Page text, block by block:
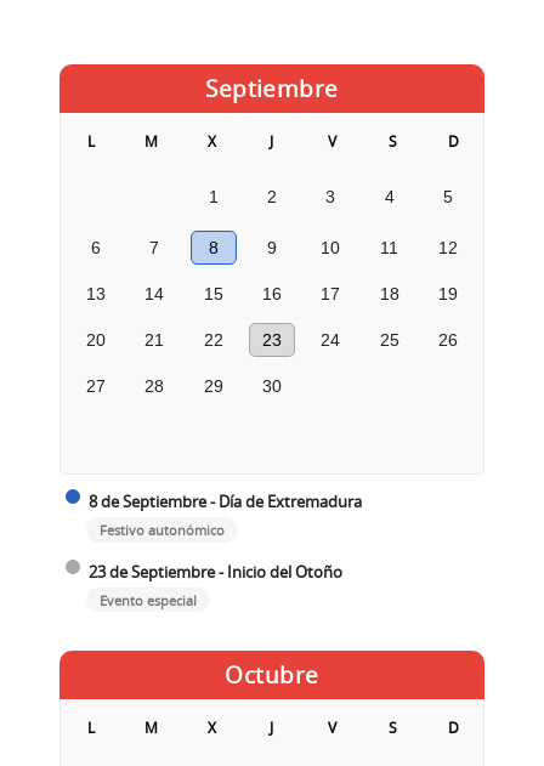
Septiembre
L M X J V S D
1 2 3 4 5
6 7 8 9 10 11 12
13 14 15 16 17 18 19
20 21 22 23 24 25 26
27 28 29 30
8 de Septiembre - Día de Extremadura
Festivo autonómico
23 de Septiembre - Inicio del Otoño
Evento especial
Octubre
L M X J V S D